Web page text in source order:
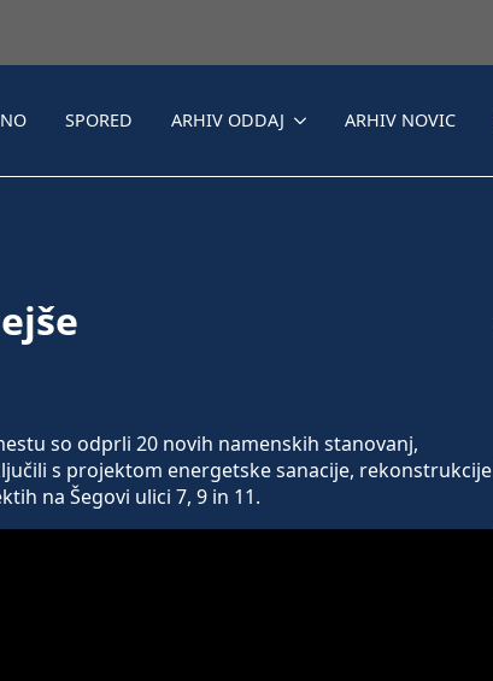
SPORED ARHIV ODDAJ ARHIV NOVIC
so odprli 20 novih namenskih stanovanj,
s projektom energetske sanacije, rekonstrukcije
na Šegovi ulici 7, 9 in 11.